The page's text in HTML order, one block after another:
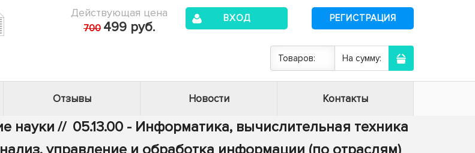
Действующая цена
700 499 руб.
ВХОД РЕГИСТРАЦИЯ
Товаров: На сумму:
Отзывы Новости Контакты
науки // 05.13.00 - Информатика, вычислительная техника